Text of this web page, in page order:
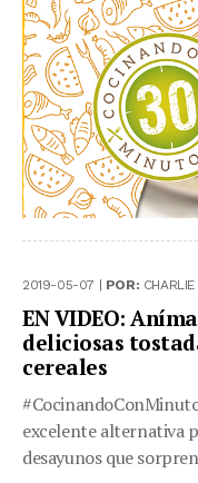
2019-05-07 | POR: CHARLIE
EN VIDEO:
deliciosas
cereales
excelente alternativa
desayunos que